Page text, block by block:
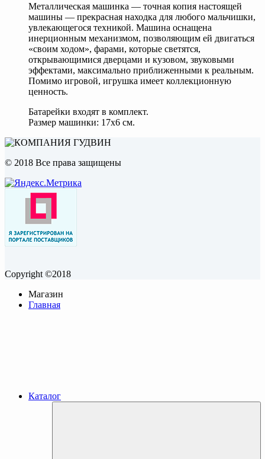
Металлическая машинка — точная копия настоящей
машины — прекрасная находка для любого мальчишки,
увлекающегося техникой. Машина оснащена
инерционным механизмом, позволяющим ей двигаться
«своим ходом», фарами, которые светятся,
открывающимися дверцами и кузовом, звуковыми
эффектами, максимально приближенными к реальным.
Помимо игровой, игрушка имеет коллекционную
ценность.
Батарейки входят в комплект.
Размер машинки: 17х6 см.
© 2018 Все права защищены
Copyright ©2018
Магазин
Главная
Каталог